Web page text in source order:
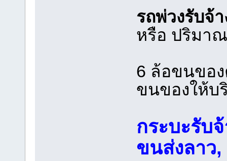
รถพ่วงรับจ้า
หรือ ปริมา
6 ล้อขนของ
ขนของให้บ
กระบะรับ
ขนส่งลาว,